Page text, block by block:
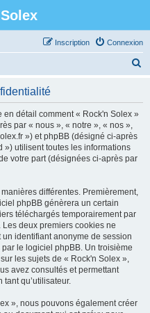
Connexion
Inscription
détail comment « Rock'n Solex »
par « nous », « notre », « nos »,
») et phpBB (désigné ci-après
») utilisent toutes les informations
votre part (désignées ci-après par
différentes. Premièrement,
phpBB génèrera un certain
téléchargés temporairement par
deux premiers cookies ne
identifiant anonyme de session
le logiciel phpBB. Un troisième
les sujets de « Rock'n Solex »,
avez consultés et permettant
tant qu’utilisateur.
», nous pouvons également créer